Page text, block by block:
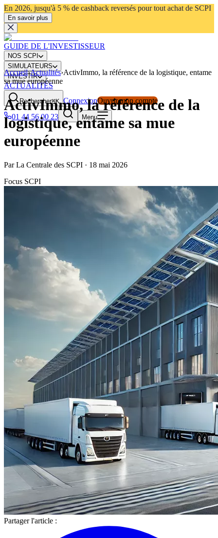
En 2026, jusqu'à 5 % de cashback reversés pour tout achat de SCPI
En savoir plus
GUIDE DE L'INVESTISSEUR
NOS SCPI
SIMULATEURS
INVESTIR
ACTUALITÉS
Rechercher⌘K ConnexionOuvrir mon compte
01 44 56 00 23
Menu
Accueil›Actualités›ActivImmo, la référence de la logistique, entame
sa mue européenne
ActivImmo, la référence de la
logistique, entame sa mue
européenne
Par La Centrale des SCPI · 18 mai 2026
Focus SCPI
Partager l'article :